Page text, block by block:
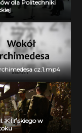
dla Politechniki
cz.1.mp4
Kilińskiego w